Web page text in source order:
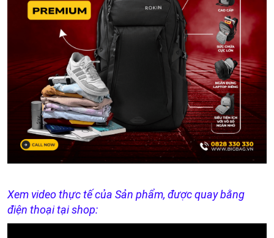
Xem video thực tế của Sản phẩm, được quay bằng
điện thoại tại shop: